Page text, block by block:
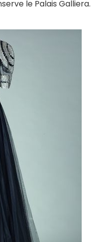
le Palais Galliera.